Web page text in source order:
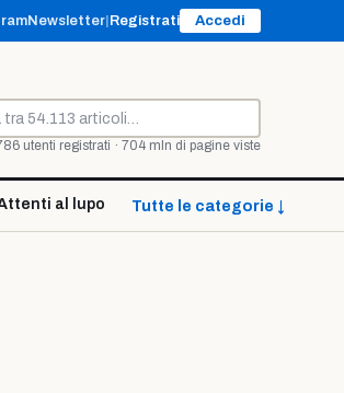
Newsletter Registrati Accedi
utenti registrati · 704 mln di pagine viste
al lupo Tutte le categorie ↓